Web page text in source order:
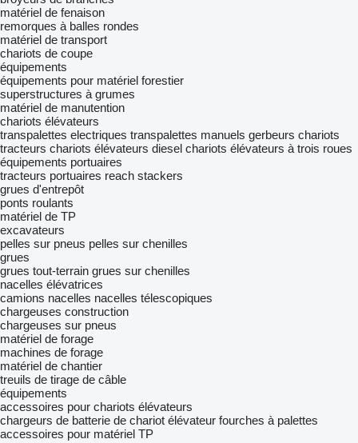
matériel de fenaison
remorques à balles rondes
matériel de transport
chariots de coupe
équipements
équipements pour matériel forestier
superstructures à grumes
matériel de manutention
chariots élévateurs
transpalettes electriques transpalettes manuels gerbeurs chariots
tracteurs chariots élévateurs diesel chariots élévateurs à trois roues
équipements portuaires
tracteurs portuaires reach stackers
grues d'entrepôt
ponts roulants
matériel de TP
excavateurs
pelles sur pneus pelles sur chenilles
grues
grues tout-terrain grues sur chenilles
nacelles élévatrices
camions nacelles nacelles télescopiques
chargeuses construction
chargeuses sur pneus
matériel de forage
machines de forage
matériel de chantier
treuils de tirage de câble
équipements
accessoires pour chariots élévateurs
chargeurs de batterie de chariot élévateur fourches à palettes
accessoires pour matériel TP